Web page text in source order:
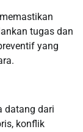
tugas dan
yang
datang dari
konflik